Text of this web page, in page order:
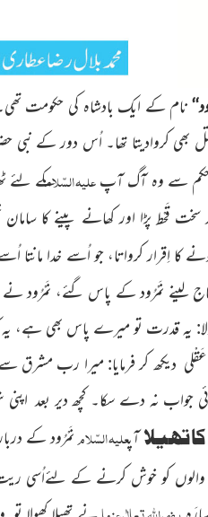
نام کے ایک بادشاہ کی حکومت
بھی کروادیتا تھا۔ اُس دور کے نبی
سے وہ آگ آپعلیہ السّلامکے لئے
پڑا اور کھانے پینے کا سامان
اِقرار کرواتا، جو اُسے خدا مانتا
لینے نَمْرُود کے پاس گئے، نَمْرُود
یہ قدرت تو میرے پاس بھی ہے، یہ
عَقْلی دیکھ کر فرمایا: میرا رب
جواب نہ دے سکا۔ کچھ دیر
کا تھیلاآپعلیہ السّلامنَمْرُود کے
والوں کو خوش کرنے کے لئےاُسی